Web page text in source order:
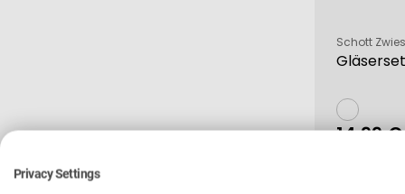
Privacy Settings
Verkäufer:
Schott
14,99 €